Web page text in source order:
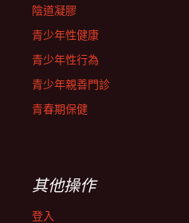
陰道凝膠
青少年性健康
青少年性行為
青少年親善門診
青春期保健
其他操作
登入